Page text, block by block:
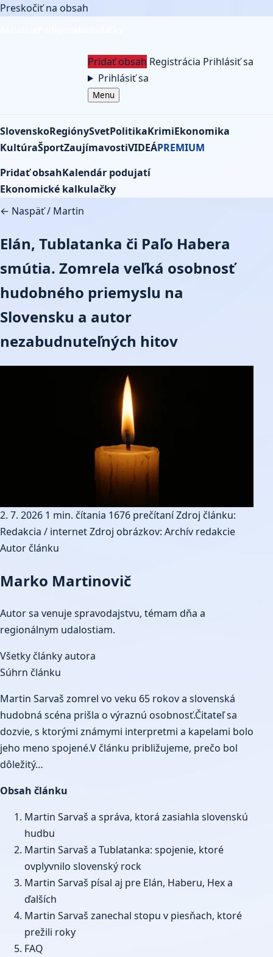
Preskočiť na obsah
Pridať obsah Registrácia Prihlásiť sa
Prihlásiť sa
Menu
SlovenskoRegiónySvetPolitikaKrimiEkonomika
KultúraŠportZaujímavostiVIDEÁPREMIUM
Pridať obsahKalendár podujatí
Ekonomické kalkulačky
← Naspäť/ Martin
Elán, Tublatanka či Paľo Habera
smútia. Zomrela veľká osobnosť
hudobného priemyslu na
Slovensku a autor
nezabudnuteľných hitov
2. 7. 2026 1 min. čítania 1676 prečítaníZdroj článku:
Redakcia / internetZdroj obrázkov: Archív redakcie
Autor článku
Marko Martinovič
Autor sa venuje spravodajstvu, témam dňa a
regionálnym udalostiam.
Všetky články autora
Súhrn článku
Martin Sarvaš zomrel vo veku 65 rokov a slovenská
hudobná scéna prišla o výraznú osobnosť.Čitateľ sa
dozvie, s ktorými známymi interpretmi a kapelami bolo
jeho meno spojené.V článku približujeme, prečo bol
dôležitý…
Obsah článku
Martin Sarvaš a správa, ktorá zasiahla slovenskú
hudbu
Martin Sarvaš a Tublatanka: spojenie, ktoré
ovplyvnilo slovenský rock
Martin Sarvaš písal aj pre Elán, Haberu, Hex a
ďalších
Martin Sarvaš zanechal stopu v piesňach, ktoré
prežili roky
FAQ